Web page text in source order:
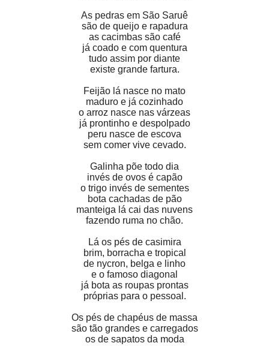
As pedras em São Saruê
são de queijo e rapadura
as cacimbas são café
já coado e com quentura
tudo assim por diante
existe grande fartura.
Feijão lá nasce no mato
maduro e já cozinhado
o arroz nasce nas várzeas
já prontinho e despolpado
peru nasce de escova
sem comer vive cevado.
Galinha põe todo dia
invés de ovos é capão
o trigo invés de sementes
bota cachadas de pão
manteiga lá cai das nuvens
fazendo ruma no chão.
Lá os pés de casimira
brim, borracha e tropical
de nycron, belga e linho
e o famoso diagonal
já bota as roupas prontas
próprias para o pessoal.
Os pés de chapéus de massa
são tão grandes e carregados
os de sapatos da moda